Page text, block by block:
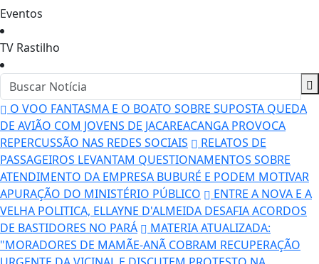
Eventos
TV Rastilho
O VOO FANTASMA E O BOATO SOBRE SUPOSTA QUEDA
DE AVIÃO COM JOVENS DE JACAREACANGA PROVOCA
REPERCUSSÃO NAS REDES SOCIAIS
RELATOS DE
PASSAGEIROS LEVANTAM QUESTIONAMENTOS SOBRE
ATENDIMENTO DA EMPRESA BUBURÉ E PODEM MOTIVAR
APURAÇÃO DO MINISTÉRIO PÚBLICO
ENTRE A NOVA E A
VELHA POLITICA, ELLAYNE D'ALMEIDA DESAFIA ACORDOS
DE BASTIDORES NO PARÁ
MATERIA ATUALIZADA:
"MORADORES DE MAMÃE-ANÃ COBRAM RECUPERAÇÃO